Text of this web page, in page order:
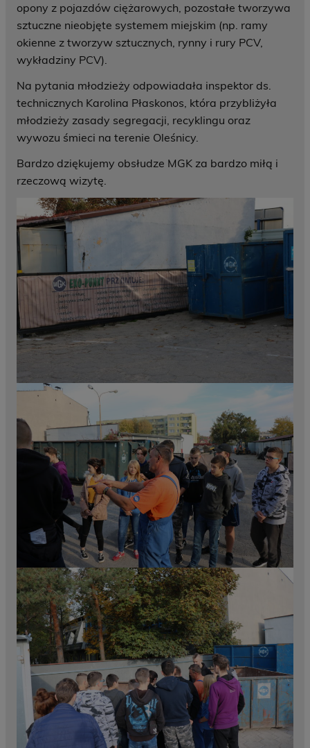
opony z pojazdów ciężarowych, pozostałe tworzywa
sztuczne nieobjęte systemem miejskim (np. ramy
okienne z tworzyw sztucznych, rynny i rury PCV,
wykładziny PCV).
Na pytania młodzieży odpowiadała inspektor ds.
technicznych Karolina Płaskonos, która przybliżyła
młodzieży zasady segregacji, recyklingu oraz
wywozu śmieci na terenie Oleśnicy.
Bardzo dziękujemy obsłudze MGK za bardzo miłą i
rzeczową wizytę.